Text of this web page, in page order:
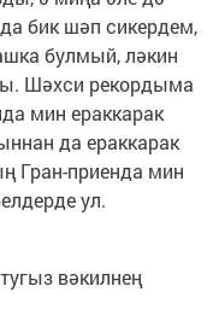
бик шәп сикердем,
булмый, ләкин
Шәхси рекордыма
мин ераккарак
да ераккарак
Гран-приенда мин
ул.
вәкилнең